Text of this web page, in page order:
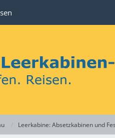
Leerkabine: Absetzkabinen und